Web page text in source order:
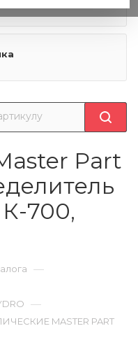
Part
700,
—
—
MASTER PART